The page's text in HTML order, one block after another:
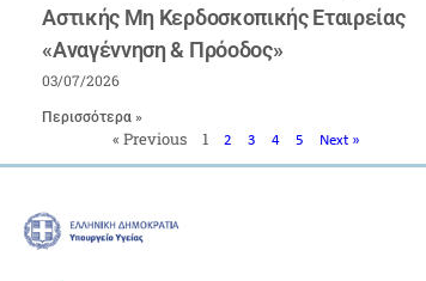
Αστικής Μη Κερδοσκοπικής Εταιρείας
«Αναγέννηση & Πρόοδος»
03/07/2026
Περισσότερα »
« Previous 1 2 3 4 5 Next »